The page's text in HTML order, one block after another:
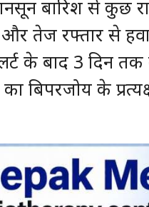
बारिश से कुछ
तेज रफ्तार से
के बाद 3 दिन तक
बिपरजोय के